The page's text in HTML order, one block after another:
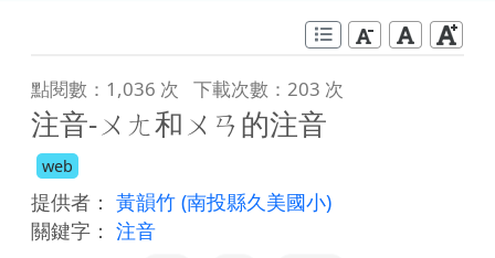
點閱數：1,036 次 下載次數：203 次
注音-ㄨㄤ和ㄨㄢ的注音
web
提供者： 黃韻竹 (南投縣久美國小)
關鍵字： 注音